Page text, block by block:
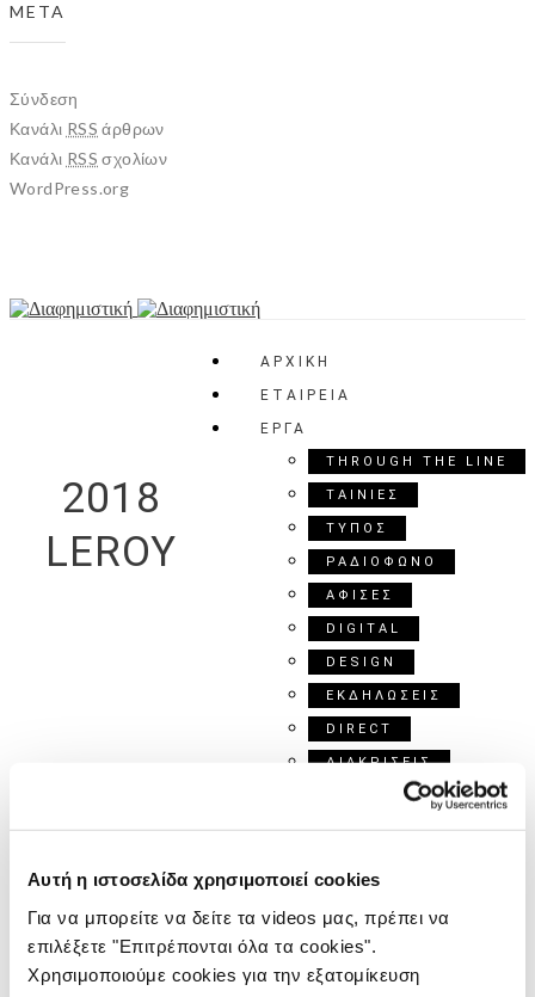
Αυτή η ιστοσελίδα χρησιμοποιεί cookies
Για να μπορείτε να δείτε τα videos μας, πρέπει να
επιλέξετε "Επιτρέπονται όλα τα cookies".
Χρησιμοποιούμε cookies για την εξατομίκευση
META
Σύνδεση
Κανάλι RSS άρθρων
Κανάλι RSS σχολίων
WordPress.org
ΑΡΧΙΚΗ
ΕΤΑΙΡΕΙΑ
ΕΡΓΑ
THROUGH THE LINE
ΤΑΙΝΙΕΣ
ΤΥΠΟΣ
ΡΑΔΙΟΦΩΝΟ
ΑΦΙΣΕΣ
DIGITAL
DESIGN
ΕΚΔΗΛΩΣΕΙΣ
DIRECT
ΔΙΑΚΡΙΣΕΙΣ
2018
LEROY
MERLIN
TTL
ΚΑΜΠΑΝΙΑ